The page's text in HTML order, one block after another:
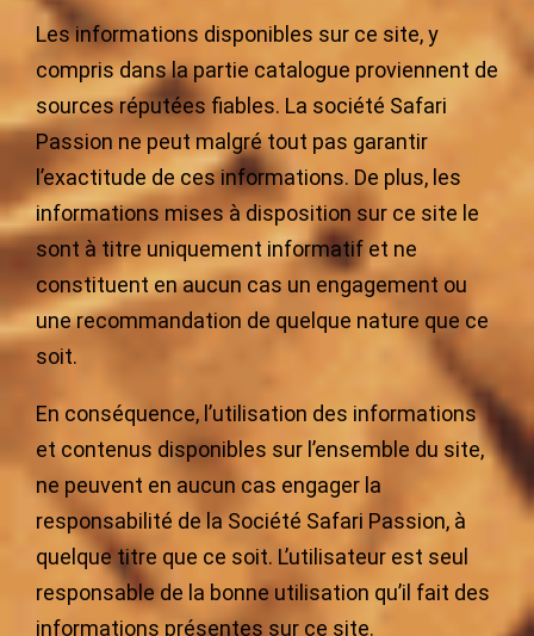
Les informations disponibles sur ce site, y
compris dans la partie catalogue proviennent de
sources réputées fiables. La société Safari
Passion ne peut malgré tout pas garantir
l’exactitude de ces informations. De plus, les
informations mises à disposition sur ce site le
sont à titre uniquement informatif et ne
constituent en aucun cas un engagement ou
une recommandation de quelque nature que ce
soit.
En conséquence, l’utilisation des informations
et contenus disponibles sur l’ensemble du site,
ne peuvent en aucun cas engager la
responsabilité de la Société Safari Passion, à
quelque titre que ce soit. L’utilisateur est seul
responsable de la bonne utilisation qu’il fait des
informations présentes sur ce site.